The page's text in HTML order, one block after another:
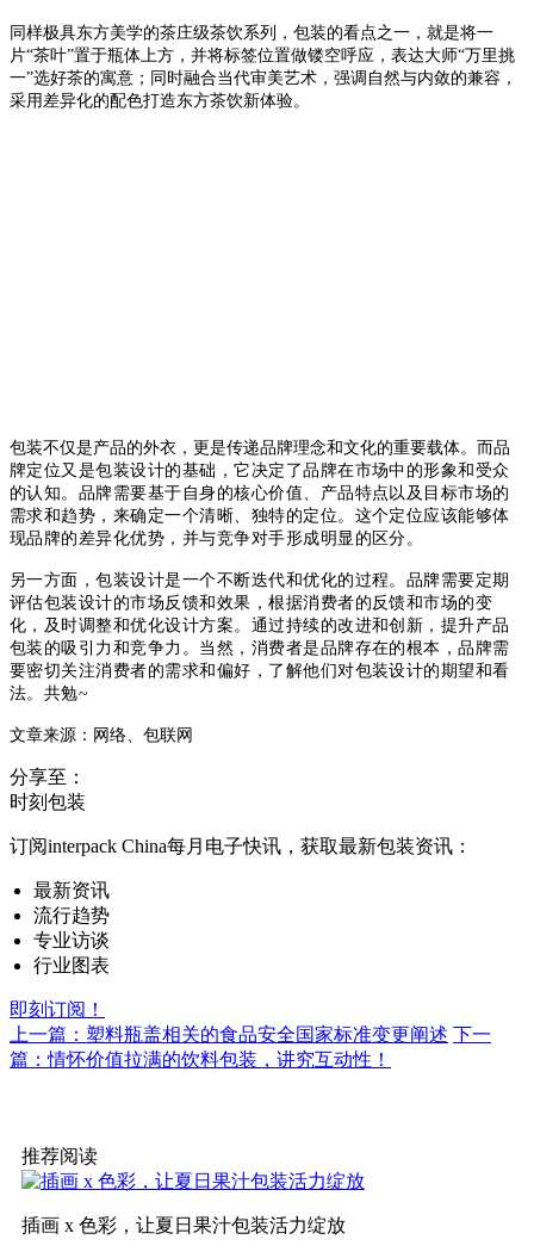
同样极具东方美学的茶庄级茶饮系列，包装的看点之一，就是将一
片“茶叶”置于瓶体上方，并将标签位置做镂空呼应，表达大师“万里挑
一”选好茶的寓意；同时融合当代审美艺术，强调自然与内敛的兼容，
采用差异化的配色打造东方茶饮新体验。
包装不仅是产品的外衣，更是传递品牌理念和文化的重要载体。而品
牌定位又是包装设计的基础，它决定了品牌在市场中的形象和受众
的认知。 品牌需要基于自身的核心价值、产品特点以及目标市场的
需求和趋势，来确定一个清晰、独特的定位。 这个定位应该能够体
现品牌的差异化优势，并与竞争对手形成明显的区分。
另一方面，包装设计是一个不断迭代和优化的过程。 品牌需要定期
评估包装设计的市场反馈和效果，根据消费者的反馈和市场的变
化，及时调整和优化设计方案。 通过持续的改进和创新，提升产品
包装的吸引力和竞争力。当然， 消费者是品牌存在的根本，品牌需
要密切关注消费者的需求和偏好，了解他们对包装设计的期望和看
法。 共勉~
文章来源：网络、包联网
分享至：
时刻包装
订阅interpack China每月电子快讯，获取最新包装资讯：
最新资讯
流行趋势
专业访谈
行业图表
即刻订阅！
上一篇：塑料瓶盖相关的食品安全国家标准变更阐述 下一
篇：情怀价值拉满的饮料包装，讲究互动性！
推荐阅读
插画 x 色彩，让夏日果汁包装活力绽放